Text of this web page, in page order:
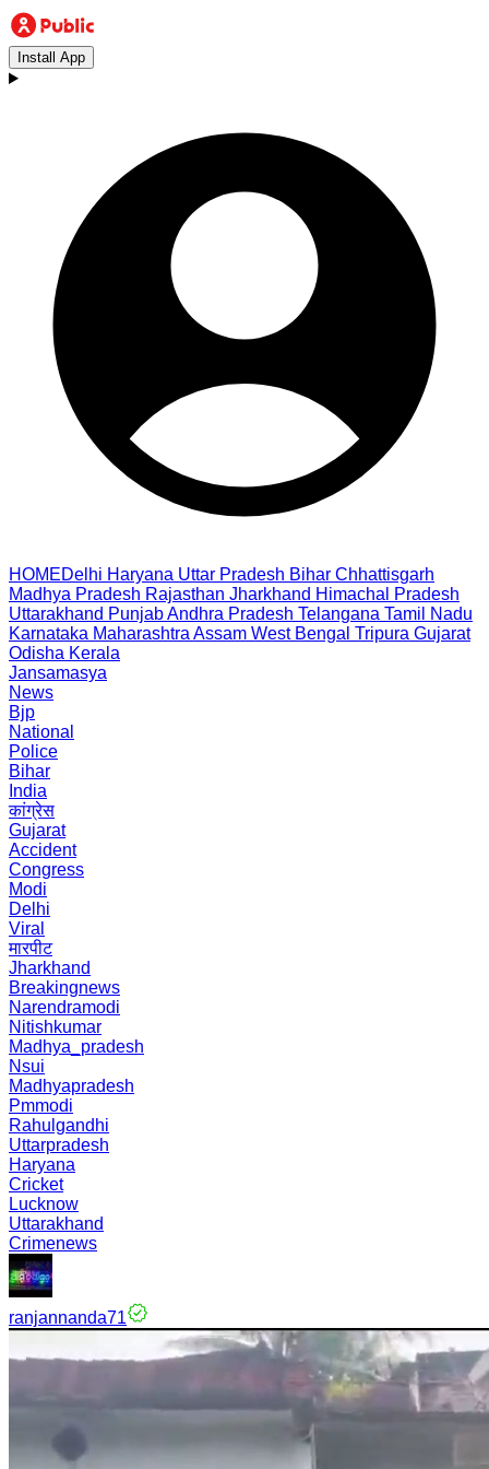
Install App
HOMEDelhi Haryana Uttar Pradesh Bihar Chhattisgarh
Madhya Pradesh Rajasthan Jharkhand Himachal Pradesh
Uttarakhand PunjabAndhra Pradesh Telangana Tamil Nadu
Karnataka Maharashtra Assam West Bengal Tripura Gujarat
Odisha Kerala
Jansamasya
News
Bjp
National
Police
Bihar
India
कांग्रेस
Gujarat
Accident
Congress
Modi
Delhi
Viral
मारपीट
Jharkhand
Breakingnews
Narendramodi
Nitishkumar
Madhya_pradesh
Nsui
Madhyapradesh
Pmmodi
Rahulgandhi
Uttarpradesh
Haryana
Cricket
Lucknow
Uttarakhand
Crimenews
ranjannanda71